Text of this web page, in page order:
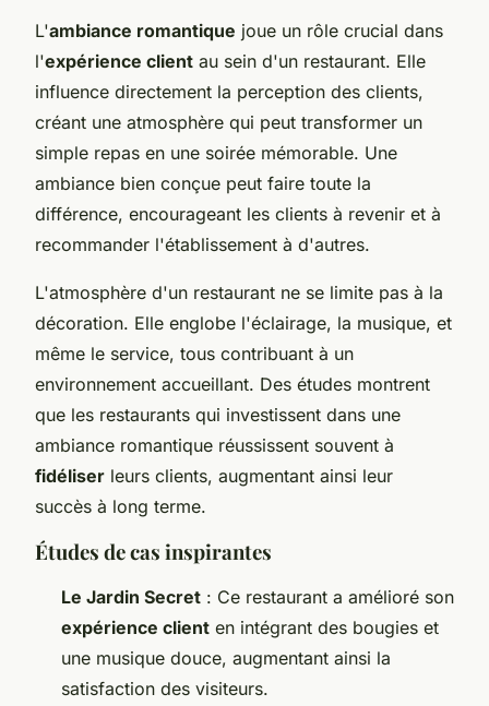
L'ambiance romantique joue un rôle crucial dans
l'expérience client au sein d'un restaurant. Elle
influence directement la perception des clients,
créant une atmosphère qui peut transformer un
simple repas en une soirée mémorable. Une
ambiance bien conçue peut faire toute la
différence, encourageant les clients à revenir et à
recommander l'établissement à d'autres.
L'atmosphère d'un restaurant ne se limite pas à la
décoration. Elle englobe l'éclairage, la musique, et
même le service, tous contribuant à un
environnement accueillant. Des études montrent
que les restaurants qui investissent dans une
ambiance romantique réussissent souvent à
fidéliser leurs clients, augmentant ainsi leur
succès à long terme.
Études de cas inspirantes
Le Jardin Secret : Ce restaurant a amélioré son
expérience client en intégrant des bougies et
une musique douce, augmentant ainsi la
satisfaction des visiteurs.